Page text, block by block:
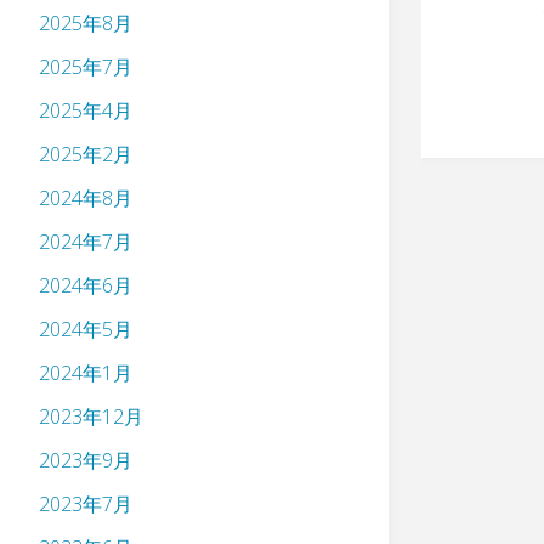
2025年8月
2025年7月
2025年4月
2025年2月
2024年8月
2024年7月
2024年6月
2024年5月
2024年1月
2023年12月
2023年9月
2023年7月